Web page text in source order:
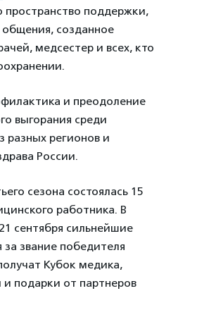
пространство поддержки,
общения, созданное
медсестер и всех, кто
и преодоление
выгорания среди
разных регионов и
России.
сезона состоялась 15
работника. В
сентября сильнейшие
за звание победителя
Кубок медика,
подарки от партнеров